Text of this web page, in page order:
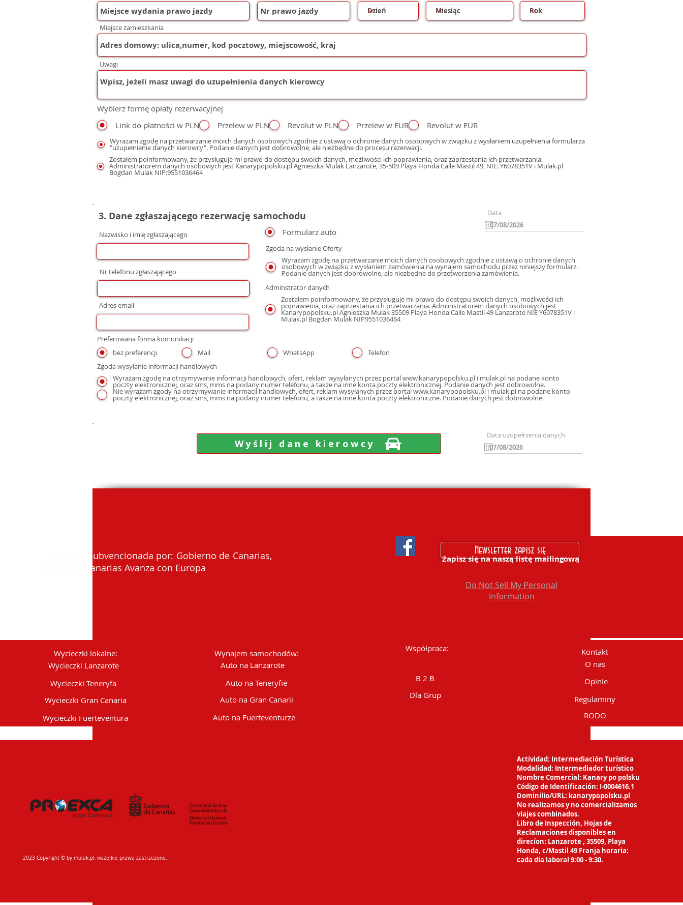
Miejsce zamieszkania
Uwagi
Wybierz formę opłaty rezerwacyjnej
Link do płatności w PLN
Przelew w PLN Revolut w PLN Przelew w EUR Revolut w EUR
Wyrażam zgodę na przetwarzanie moich danych osobowych zgodnie z ustawą o ochronie danych osobowych w związku z wysłaniem uzupełnienia formularza
"uzupełnienie danych kierowcy". Podanie danych jest dobrowolne, ale niezbędne do procesu rezerwacji.
Zostałem poinformowany, że przysługuje mi prawo do dostępu swoich danych, możliwości ich poprawienia, oraz zaprzestania ich przetwarzania.
Administratorem danych osobowych jest Kanarypopolsku.pl Agnieszka Mulak Lanzarote, 35-509 Playa Honda Calle Mastil 49, NIE: Y6078351V i Mulak.pl
Bogdan Mulak NIP:9551036464
3. Dane zgłaszającego rezerwację samochodu
Formularz auto
Data
Nr telefonu zgłaszającego
Zgoda na wysłanie Oferty
Wyrażam zgodę na przetwarzanie moich danych osobowych zgodnie z ustawą o ochronie danych
osobowych w związku z wysłaniem zamówienia na wynajem samochodu przez niniejszy formularz.
Podanie danych jest dobrowolne, ale niezbędne do przetworzenia zamówienia.
Adminstrator danych
Zostałem poinformowany, że przysługuje mi prawo do dostępu swoich danych, możliwości ich
poprawienia, oraz zaprzestania ich przetwarzania. Administratorem danych osobowych jest
Kanarypopolsku.pl Agnieszka Mulak 35509 Playa Honda Calle Mastil 49 Lanzarote NIE Y6078351V i
Mulak.pl Bogdan Mulak NIP9551036464
Nazwisko i imię zgłaszającego
Adres email
Preferowana forma komunikacji
bez preferencji
Mail WhatsApp
Telefon
Zgoda wysyłanie informacji handlowych
Wyrażam zgodę na otrzymywanie informacji handlowych, ofert, reklam wysyłanych przez portal www.kanarypopolsku.pl i mulak.pl na podane konto
poczty elektronicznej, oraz sms, mms na podany numer telefonu, a także na inne konta poczty elektronicznej. Podanie danych jest dobrowolne.
Nie wyrażam zgody na otrzymywanie informacji handlowych, ofert, reklam wysyłanych przez portal www.kanarypopolsku.pl i mulak.pl na podane konto
poczty elektronicznej, oraz sms, mms na podany numer telefonu, a także na inne konta poczty elektroniczne. Podanie danych jest dobrowolne.
Wyślij dane kierowcy
Data uzupełnienia danych
Actividad subvencionada por: Gobierno de Canarias,
Proexca, Canarias Avanza con Europa
Newsletter zapisz się
Zapisz się na naszą listę mailingową
Do Not Sell My Personal
Information
Wycieczki lokalne:
Wycieczki Lanzarote
Wycieczki Teneryfa
Wycieczki Gran Canaria
Wycieczki Fuerteventura
Wynajem samochodów:
Auto na Lanzarote
Auto na Teneryfie
Auto na Gran Canarii
Auto na Fuerteventurze
Współpraca:
B 2 B
Dla Grup
Kontakt
O nas
Opinie
Regulaminy
RODO
2023 Copyright © by mulak.pl, wszelkie prawa zastrzeżone.
Actividad: Intermediación Turística
Modalidad: Intermediador turístico
Nombre Comercial: Kanary po polsku
Código de Identificación: I-0004616.1
Dominilio/URL: kanarypopolsku.pl
No realizamos y no comercializamos
viajescombinados.
Libro de Inspección, Hojas de
Reclamacionesdisponibles en
direcíon: Lanzarote , 35509, Playa
Honda, c/Mastil 49 Franja horaria:
cada dia laboral 9:00 - 9:30.